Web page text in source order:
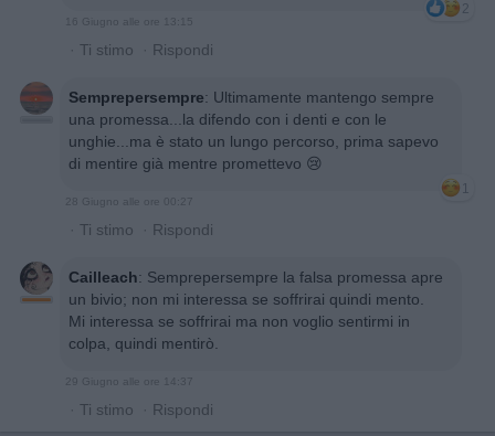
2
16 Giugno alle ore 13:15
· Ti stimo · Rispondi
Semprepersempre: Ultimamente mantengo sempre
una promessa...la difendo con i denti e con le
unghie...ma è stato un lungo percorso, prima sapevo
di mentire già mentre promettevo 😢
1
28 Giugno alle ore 00:27
· Ti stimo · Rispondi
Cailleach: Semprepersempre la falsa promessa apre
un bivio; non mi interessa se soffrirai quindi mento.
Mi interessa se soffrirai ma non voglio sentirmi in
colpa, quindi mentirò.
29 Giugno alle ore 14:37
· Ti stimo · Rispondi